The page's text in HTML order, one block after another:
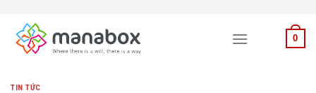
content
0
TIN TỨC